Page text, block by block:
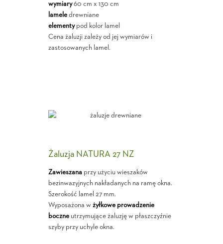
wymiary60 cm x 130 cm
lameledrewniane
elementypod kolor lamel
Cena żaluzji zależy od jej wymiarów i
zastosowanych lamel.
Żaluzja NATURA 27 NZ
Zawieszanaprzy użyciu wieszaków
bezinwazyjnych nakładanych na ramę okna.
Szerokość lamel 27 mm.
Wyposażona w żyłkowe prowadzenie
boczneutrzymujące żaluzję w płaszczyźnie
szyby przy uchyle okna.